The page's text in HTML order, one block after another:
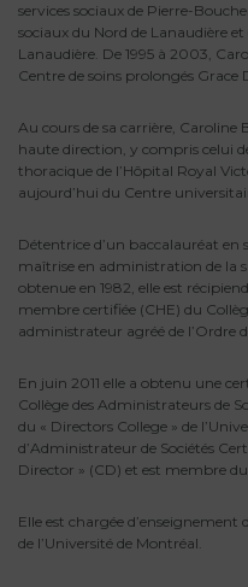
services sociaux de Pierre-
sociaux du Nord de Lanaudière
Lanaudière. De 1995 à 2003,
Centre de soins prolongés Grace
Au cours de sa carrière, Caroline
haute direction, y compris celui
thoracique de l’Hôpital Royal
aujourd’hui du Centre
Détentrice d’un baccalauréat en
maîtrise en administration de la
obtenue en 1982, elle est
membre certifiée (CHE) du
administrateur agréé de l’Ordre
En juin 2011 elle a obtenu une
Collège des Administrateurs de
du « Directors College » de
d’Administrateur de Sociétés
Director » (CD) et est membre du
Elle est chargée d’enseignement
de l’Université de Montréal.